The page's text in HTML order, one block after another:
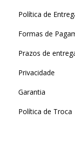
Política de
Formas de
Prazos de
Privacidade
Garantia
Política de Troca